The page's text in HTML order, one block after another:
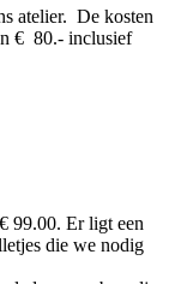
atelier. De kosten
€ 80.- inclusief
99.00. Er ligt een
die we nodig